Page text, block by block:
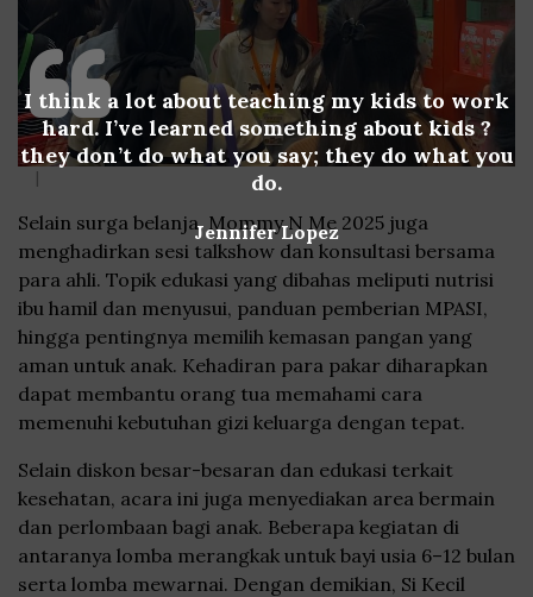
I think a lot about teaching my kids to work
hard. I’ve learned something about kids ?
they don’t do what you say; they do what you
do.
Jennifer Lopez
|
Selain surga belanja, Mommy N Me 2025 juga
menghadirkan sesi talkshow dan konsultasi bersama
para ahli. Topik edukasi yang dibahas meliputi nutrisi
ibu hamil dan menyusui, panduan pemberian MPASI,
hingga pentingnya memilih kemasan pangan yang
aman untuk anak. Kehadiran para pakar diharapkan
dapat membantu orang tua memahami cara
memenuhi kebutuhan gizi keluarga dengan tepat.
Selain diskon besar-besaran dan edukasi terkait
kesehatan, acara ini juga menyediakan area bermain
dan perlombaan bagi anak. Beberapa kegiatan di
antaranya lomba merangkak untuk bayi usia 6–12 bulan
serta lomba mewarnai. Dengan demikian, Si Kecil